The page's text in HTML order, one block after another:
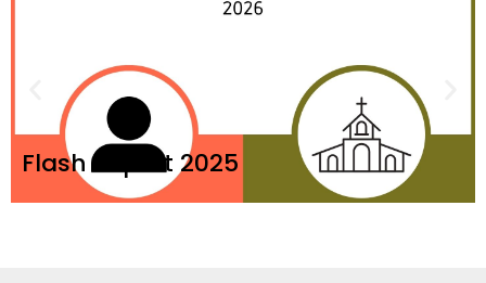
Flash Report 2025